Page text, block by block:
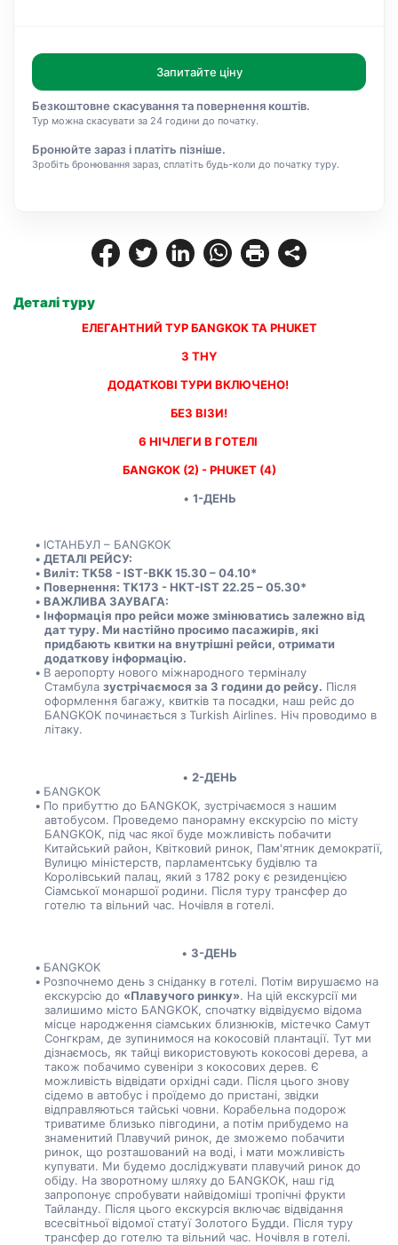
Деталі туру
ЕЛЕГАНТНИЙ ТУР БANGKOK ТА PHUKET
З THY
ДОДАТКОВІ ТУРИ ВКЛЮЧЕНО!
БЕЗ ВІЗИ!
6 НІЧЛЕГИ В ГОТЕЛІ
БANGKOK (2) - PHUKET (4)
1-ДЕНЬ
ІСТАНБУЛ – БANGKOK
ДЕТАЛІ РЕЙСУ:
Виліт: TK58 - IST-BKK 15.30 – 04.10*
Повернення: TK173 - HKT-IST 22.25 – 05.30*
ВАЖЛИВА ЗАУВАГА:
Інформація про рейси може змінюватись залежно від
дат туру. Ми настійно просимо пасажирів, які
придбають квитки на внутрішні рейси, отримати
додаткову інформацію.
В аеропорту нового міжнародного терміналу
Стамбула зустрічаємося за 3 години до рейсу. Після
оформлення багажу, квитків та посадки, наш рейс до
БANGKOK починається з Turkish Airlines. Ніч проводимо в
літаку.
2-ДЕНЬ
БANGKOK
По прибуттю до БANGKOK, зустрічаємося з нашим
автобусом. Проведемо панорамну екскурсію по місту
БANGKOK, під час якої буде можливість побачити
Китайський район, Квітковий ринок, Пам'ятник демократії,
Вулицю міністерств, парламентську будівлю та
Королівський палац, який з 1782 року є резиденцією
Сіамської монаршої родини. Після туру трансфер до
готелю та вільний час. Ночівля в готелі.
3-ДЕНЬ
БANGKOK
Розпочнемо день з сніданку в готелі. Потім вирушаємо на
екскурсію до «Плавучого ринку». На цій екскурсії ми
залишимо місто БANGKOK, спочатку відвідуємо відома
місце народження сіамських близнюків, містечко Самут
Сонгкрам, де зупинимося на кокосовій плантації. Тут ми
дізнаємось, як тайці використовують кокосові дерева, а
також побачимо сувеніри з кокосових дерев. Є
можливість відвідати орхідні сади. Після цього знову
сідемо в автобус і проїдемо до пристані, звідки
відправляються тайські човни. Корабельна подорож
триватиме близько півгодини, а потім прибудемо на
знаменитий Плавучий ринок, де зможемо побачити
ринок, що розташований на воді, і мати можливість
купувати. Ми будемо досліджувати плавучий ринок до
обіду. На зворотному шляху до БANGKOK, наш гід
запропонує спробувати найвідоміші тропічні фрукти
Тайланду. Після цього екскурсія включає відвідання
всесвітньої відомої статуї Золотого Будди. Після туру
трансфер до готелю та вільний час. Ночівля в готелі.
Запитайте ціну
Безкоштовне скасування та повернення коштів.
Тур можна скасувати за 24 години до початку.
Бронюйте зараз і платіть пізніше.
Зробіть бронювання зараз, сплатіть будь-коли до початку туру.